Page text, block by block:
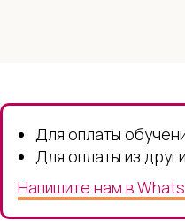
Для оплаты
Для оплаты из
Напишите нам в